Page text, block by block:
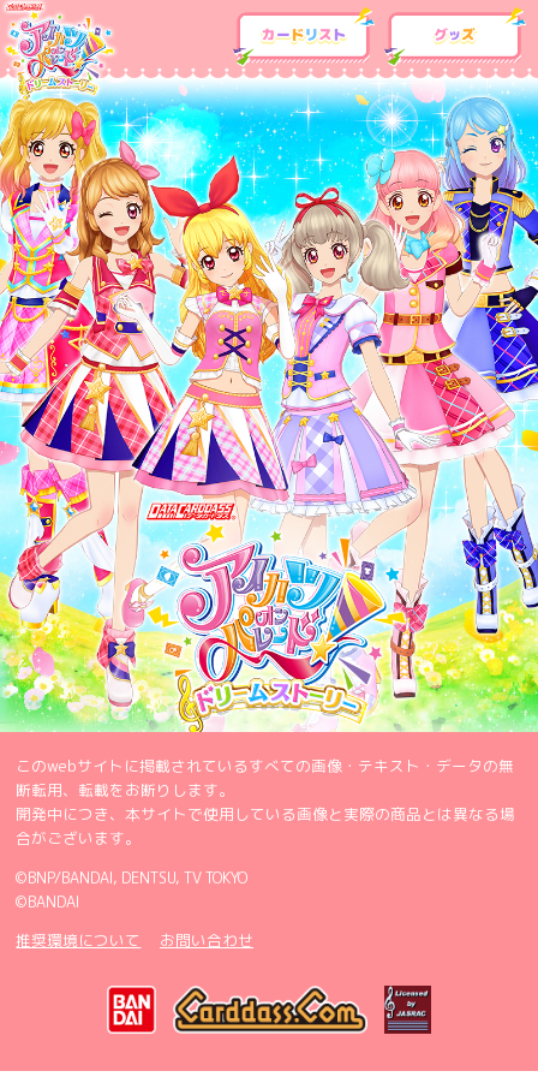
カードリスト
このwebサイトに掲載されているすべての画像・テキスト・データの無
断転用、転載をお断りします。
開発中につき、本サイトで使用している画像と実際の商品とは異なる場
合がございます。
©BNP/BANDAI, DENTSU, TV TOKYO
©BANDAI
推奨環境について
お問い合わせ